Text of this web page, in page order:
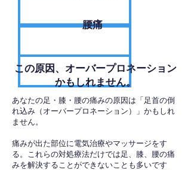
腰痛
​この原因、オーバープロネーション
かもしれません。
あなたの足・膝・腰の痛みの原因は「足首の倒
れ込み（オーバープロネーション）」かもしれ
ません。
痛みが出た部位に電気治療やマッサージをす
る。これらの対処療法だけでは足、膝、腰の痛
みを解決することができないことも多いです